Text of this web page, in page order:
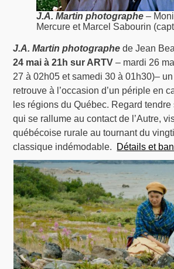
J.A. Martin photographe –
Mercure et Marcel Sabourin
J.A. Martin photographe de Jean
24 mai à 21h sur ARTV – mardi 26
27 à 02h05 et samedi 30 à 01h30)–
retrouve à l’occasion d’un périple en
les régions du Québec. Regard
qui se rallume au contact de l’Autre,
québécoise rurale au tournant du
classique indémodable. Détails et